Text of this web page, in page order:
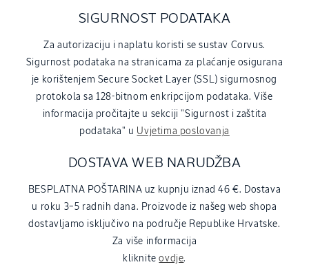
SIGURNOST PODATAKA
Za autorizaciju i naplatu koristi se sustav Corvus.
Sigurnost podataka na stranicama za plaćanje osigurana
je korištenjem Secure Socket Layer (SSL) sigurnosnog
protokola sa 128-bitnom enkripcijom podataka. Više
informacija pročitajte u sekciji "Sigurnost i zaštita
podataka" u Uvjetima poslovanja
DOSTAVA WEB NARUDŽBA
BESPLATNA POŠTARINA uz kupnju iznad 46 €. Dostava
u roku 3–5 radnih dana. Proizvode iz našeg web shopa
dostavljamo isključivo na područje Republike Hrvatske.
Za više informacija
klikniteovdje.